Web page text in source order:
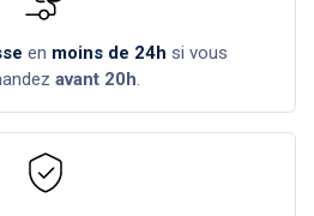
en moins de 24h si vous
avant 20h.